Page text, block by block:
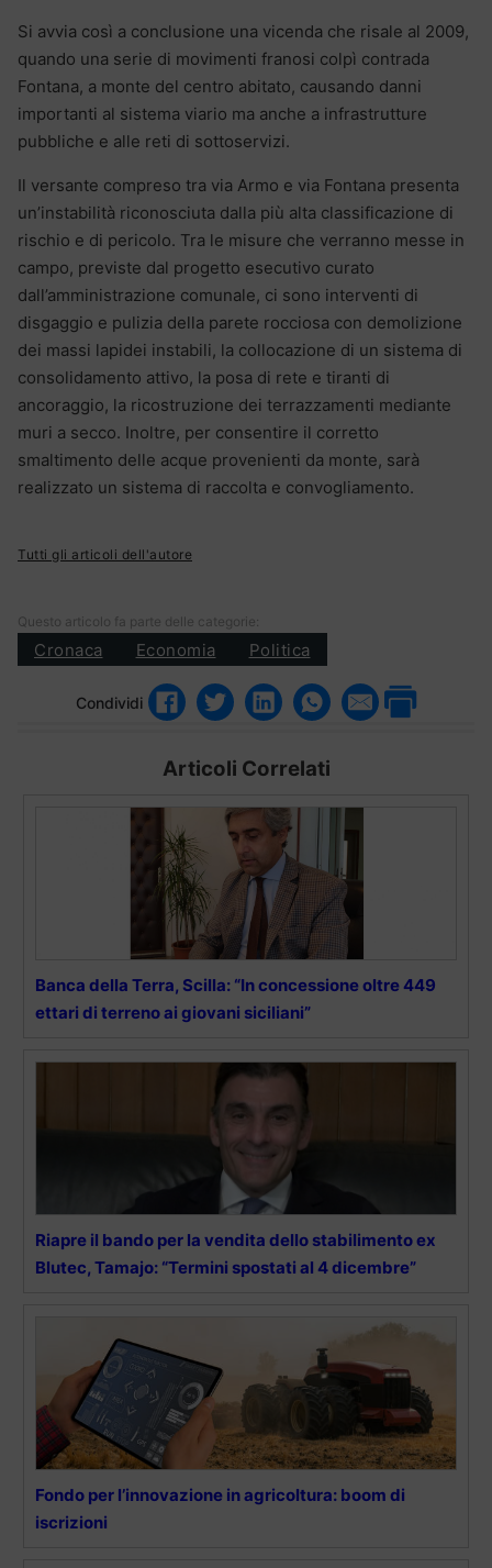
Si avvia così a conclusione una vicenda che risale al 2009,
quando una serie di movimenti franosi colpì contrada
Fontana, a monte del centro abitato, causando danni
importanti al sistema viario ma anche a infrastrutture
pubbliche e alle reti di sottoservizi.
Il versante compreso tra via Armo e via Fontana presenta
un’instabilità riconosciuta dalla più alta classificazione di
rischio e di pericolo. Tra le misure che verranno messe in
campo, previste dal progetto esecutivo curato
dall’amministrazione comunale, ci sono interventi di
disgaggio e pulizia della parete rocciosa con demolizione
dei massi lapidei instabili, la collocazione di un sistema di
consolidamento attivo, la posa di rete e tiranti di
ancoraggio, la ricostruzione dei terrazzamenti mediante
muri a secco. Inoltre, per consentire il corretto
smaltimento delle acque provenienti da monte, sarà
realizzato un sistema di raccolta e convogliamento.
Tutti gli articoli dell'autore
Questo articolo fa parte delle categorie:
Cronaca Economia Politica
Condividi
Articoli Correlati
Banca della Terra, Scilla: “In concessione oltre 449
ettari di terreno ai giovani siciliani”
Riapre il bando per la vendita dello stabilimento ex
Blutec, Tamajo: “Termini spostati al 4 dicembre”
Fondo per l’innovazione in agricoltura: boom di
iscrizioni